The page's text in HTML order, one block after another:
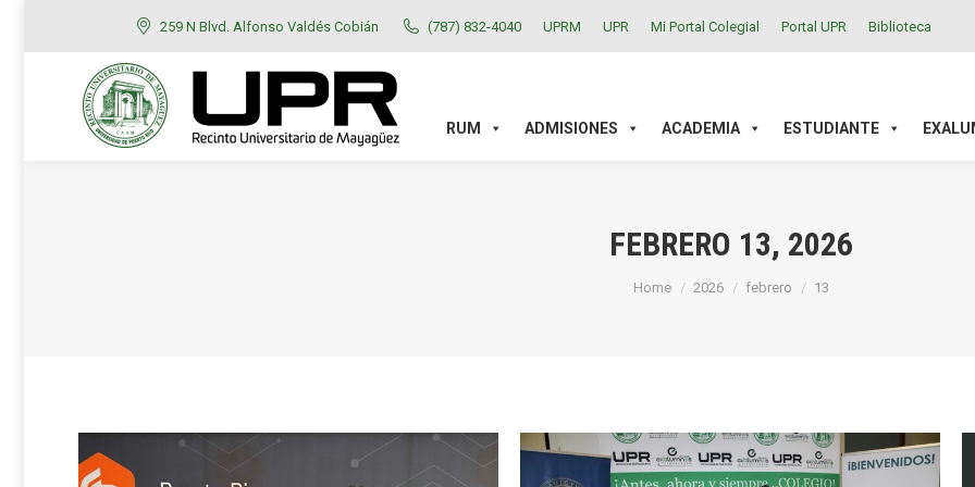
259 N Blvd. Alfonso Valdés Cobián (787) 832-4040 UPRM UPR Mi Portal Colegial Portal UPR Biblioteca
RUM ADMISIONES ACADEMIA ESTUDIANTE
FEBRERO 13, 2026
You are here:
Home 2026 febrero 13
RUM ADMISIONES